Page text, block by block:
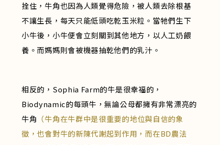
拴住，牛角也因為人類覺得危險，被人類去除根基
不讓生長，每天只能低頭吃乾玉米粒。當牠們生下
小牛後，小牛便會立刻關到其他地方，以人工奶餵
養。而媽媽則會被機器抽乾他們的乳汁。
相反的，Sophia Farm的牛是很幸福的，
Biodynamic的每頭牛，無論公母都擁有非常漂亮的
牛角 （牛角在牛群中是很重要的地位與自信的象
徵，也會對牛的新陳代謝起到作用，而在BD農法